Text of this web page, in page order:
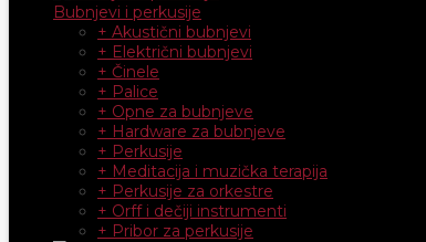
Bubnjevi i perkusije
+ Akustični bubnjevi
+ Električni bubnjevi
+ Činele
+ Palice
+ Opne za bubnjeve
+ Hardware za bubnjeve
+ Perkusije
+ Meditacija i muzička terapija
+ Perkusije za orkestre
+ Orff i dečiji instrumenti
+ Pribor za perkusije